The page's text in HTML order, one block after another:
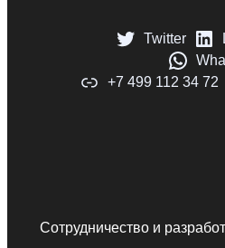
Twitter
+7 499 112 34 72
Сотрудничество и